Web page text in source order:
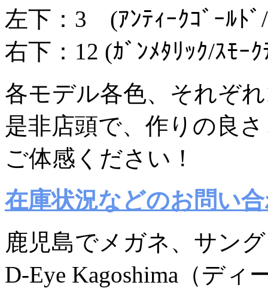
左下：3 (ｱﾝﾃｨｰｸｺﾞｰﾙﾄﾞ/
右下：12 (ｶﾞﾝﾒﾀﾘｯｸ/ｽﾓｰ
各モデル各色、それぞ
是非店頭で、作りの良
ご体感ください！
在庫状況などのお問い
鹿児島でメガネ、サン
D-Eye Kagoshima（ディ